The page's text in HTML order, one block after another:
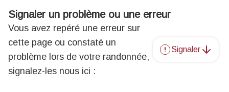
Signaler un problème ou une erreur
Vous avez repéré une erreur sur
cette page ou constaté un
problème lors de votre randonnée,
signalez-les nous ici :
Signaler